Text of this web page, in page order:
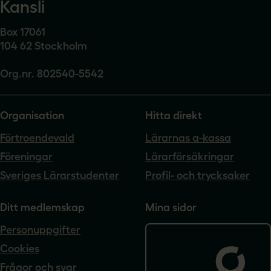
Kansli
Box 17061
104 62 Stockholm
Org.nr. 802540-5542
Organisation
Förtroendevald
Föreningar
Sveriges Lärarstudenter
Hitta direkt
Lärarnas a-kassa
Lärarförsäkringar
Profil- och trycksaker
Ditt medlemskap
Personuppgifter
Cookies
Frågor och svar
Mina sidor